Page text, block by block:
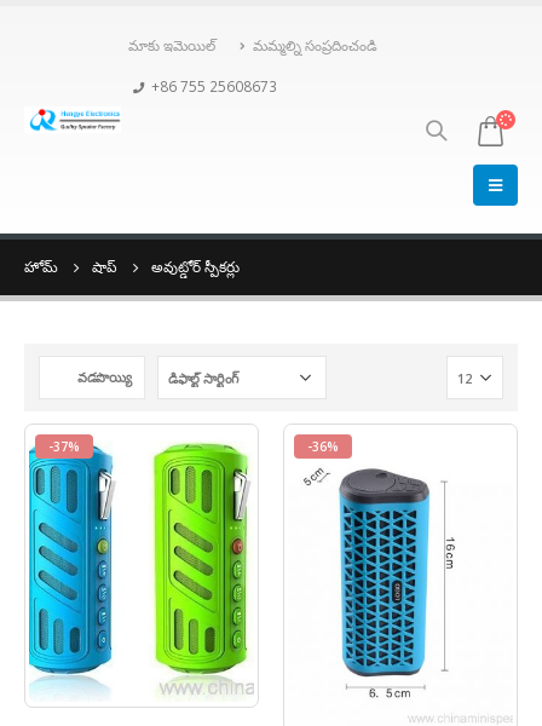
మాకు ఇమెయిల్ మమ్మల్ని సంప్రదించండి
+86 755 25608673
హోమ్ షాప్ అవుట్డోర్ స్పీకర్లు
వడపొయ్యి
-37% -36%